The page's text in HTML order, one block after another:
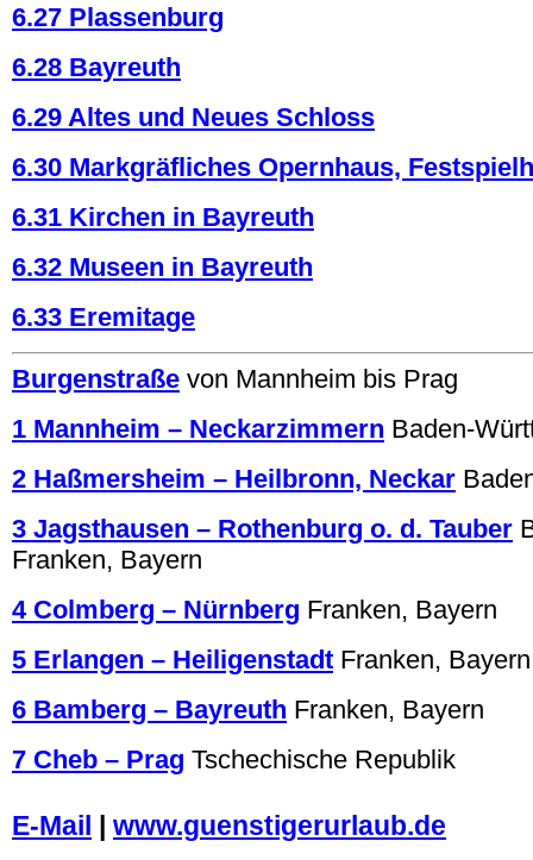
6.27 Plassenburg
6.28 Bayreuth
6.29 Altes und Neues Schloss
6.30 Markgräfliches Opernhaus,
6.31 Kirchen in Bayreuth
6.32 Museen in Bayreuth
6.33 Eremitage
Burgenstraße von Mannheim bis Prag
1 Mannheim – Neckarzimmern Baden-
2 Haßmersheim – Heilbronn, Neckar
3 Jagsthausen – Rothenburg o. d. Tauber
Franken, Bayern
4 Colmberg – Nürnberg Franken, Bayern
5 Erlangen – Heiligenstadt Franken, Bayern
6 Bamberg – Bayreuth Franken, Bayern
7 Cheb – Prag Tschechische Republik
E-Mail
www.guenstigerurlaub.de